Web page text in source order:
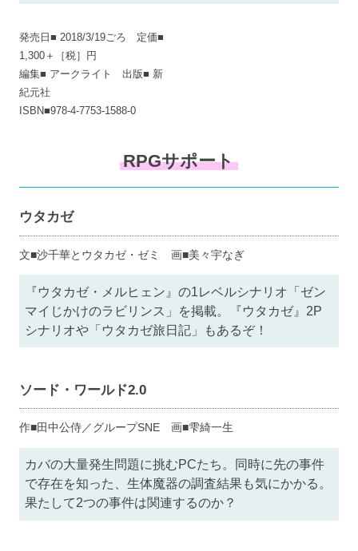
発売日■ 2018/3/19ごろ 定価■
1,300＋［税］円
編集■ アークライト 出版■ 新
紀元社
ISBN■978-4-7753-1588-0
RPGサポート
ウタカゼ
文■沙千華とウタカゼ・ゼミ 画■美々宇なぎ
『ウタカゼ・メルヒェン』の1レベルシナリオ「ゼン
マイじかけのラビリンス」を掲載。『ウタカゼ』2P
シナリオや「ウタカゼ旅日記」もあるぞ！
ソード・ワールド2.0
作■田中公侍／グループSNE 画■雫綺一生
カバの大量発生問題に挑むPCたち。同時に先の事件
で存在を知った、生体魔器の調査結果も気にかかる。
果たして2つの事件は関連するのか？